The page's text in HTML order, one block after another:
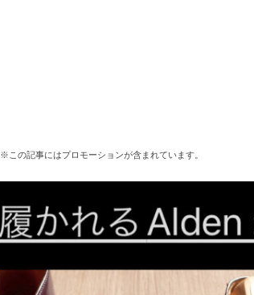
※この記事にはプロモーションが含まれています。